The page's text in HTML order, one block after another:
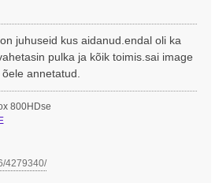
juhuseid kus aidanud.endal oli ka
pulka ja kõik toimis.sai image
annetatud.
800HDse
4279340/